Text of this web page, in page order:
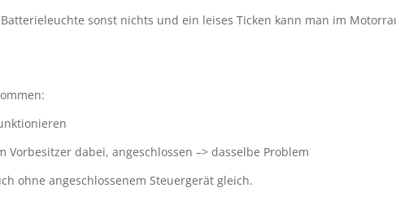
sonst nichts und ein leises Ticken kann man im
Vorbesitzer dabei, angeschlossen –> dasselbe Problem
ohne angeschlossenem Steuergerät gleich.